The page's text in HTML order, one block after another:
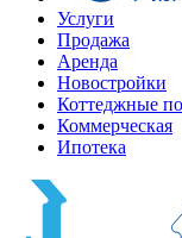
Услуги
Продажа
Аренда
Новостройки
Коттеджные
Коммерческая
Ипотека